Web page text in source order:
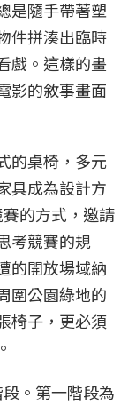
是隨手帶著塑
件拼湊出臨時
戲。這樣的畫
影的敘事畫面
的桌椅，多元
具成為設計方
的方式，邀請
考競賽的規
的開放場域納
圍公園綠地的
椅子，更必須
。第一階段為